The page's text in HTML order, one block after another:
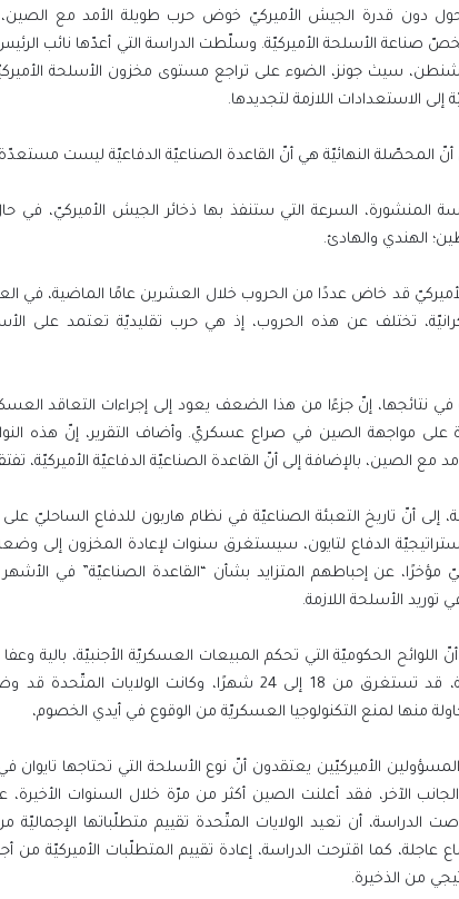
يحول دون قدرة الجيش الأميركيّ خوض حرب طويلة الأمد مع
صناعة الأسلحة الأميركيّة. وسلّطت الدراسة التي أعدّها نائب
سيث جونز، الضوء على تراجع مستوى مخزون الأسلحة
إلى الاستعدادات اللازمة لتجديدها.
أنّ المحصّلة النهائيّة هي أنّ القاعدة الصناعيّة الدفاعيّة ليست مستعدّة
المنشورة، السرعة التي ستنفذ بها ذخائر الجيش الأميركيّ،
الهندي والهادئ.
قد خاض عددًا من الحروب خلال العشرين عامًا الماضية، في
تختلف عن هذه الحروب، إذ هي حرب تقليديّة تعتمد على
في نتائجها، إنّ جزءًا من هذا الضعف يعود إلى إجراءات التعاقد
على مواجهة الصين في صراع عسكريّ. وأضاف التقرير، إنّ هذه
مع الصين، بالإضافة إلى أنّ القاعدة الصناعيّة الدفاعيّة الأميركيّة،
إلى أنّ تاريخ التعبئة الصناعيّة في نظام هاربون للدفاع الساحليّ
الدفاع لتايون، سيستغرق سنوات لإعادة المخزون إلى
مؤخرًا، عن إحباطهم المتزايد بشأن “القاعدة الصناعيّة” في الأشهر
توريد الأسلحة اللازمة.
اللوائح الحكوميّة التي تحكم المبيعات العسكريّة الأجنبيّة، بالية
بالقواعد الحاليّة، قد تستغرق من 18 إلى 24 شهرًا، وكانت
منها لمنع التكنولوجيا العسكريّة من الوقوع في أيدي الخصوم،
المسؤولين الأميركيّين يعتقدون أنّ نوع الأسلحة التي تحتاجها
الجانب الآخر، فقد أعلنت الصين أكثر من مرّة خلال السنوات
الدراسة، أن تعيد الولايات المتّحدة تقييم متطلّباتها الإجماليّة
عاجلة، كما اقترحت الدراسة، إعادة تقييم المتطلّبات الأميركيّة من
من الذخيرة.